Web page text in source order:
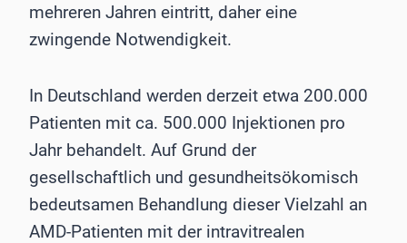
mehreren Jahren eintritt, daher eine
zwingende Notwendigkeit.
In Deutschland werden derzeit etwa 200.000
Patienten mit ca. 500.000 Injektionen pro
Jahr behandelt. Auf Grund der
gesellschaftlich und gesundheitsökomisch
bedeutsamen Behandlung dieser Vielzahl an
AMD-Patienten mit der intravitrealen